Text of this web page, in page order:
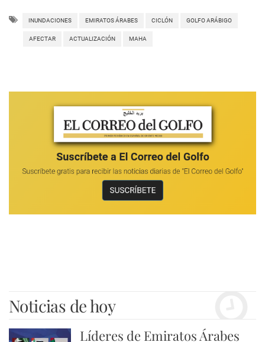
INUNDACIONES EMIRATOS ÁRABES CICLÓN GOLFO ARÁBIGO
AFECTAR ACTUALIZACIÓN MAHA
Noticias de hoy
Líderes de Emiratos Árabes